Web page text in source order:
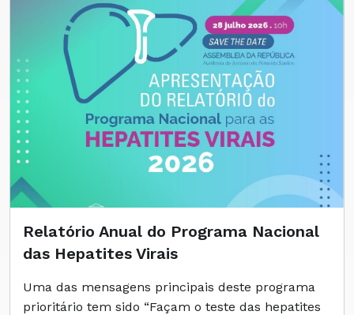
Relatório Anual do Programa Nacional
das Hepatites Virais
Uma das mensagens principais deste programa
prioritário tem sido “Façam o teste das hepatites